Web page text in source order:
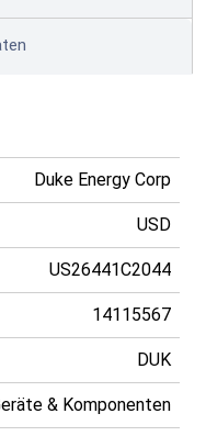
Duke Energy Corp
USD
US26441C2044
14115567
DUK
& Komponenten